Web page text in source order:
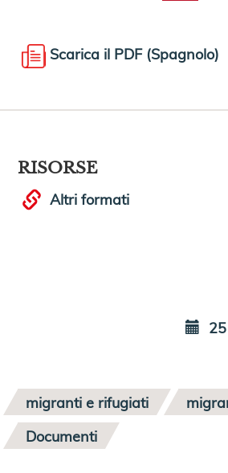
Scarica il PDF (Spagnolo)
RISORSE
Altri formati
migranti e rifugiati
Documenti